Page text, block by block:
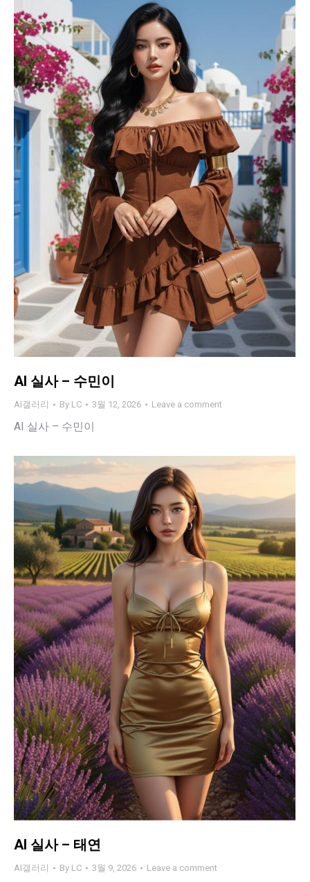
AI 실사 – 수민이
AI갤러리 By LC 3월 12, 2026 Leave a comment
AI 실사 – 수민이
AI 실사 – 태연
AI갤러리 By LC 3월 9, 2026 Leave a comment